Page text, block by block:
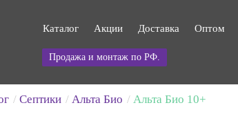
Каталог Акции Доставка Оптом
Продажа и монтаж по РФ.
Септики Альта Био Альта Био 10+